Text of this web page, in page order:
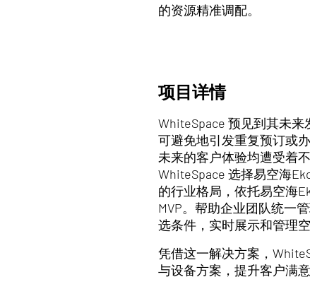
的资源精准调配。
项目详情
WhiteSpace 预见到其未
可避免地引发重复预订或
未来的客户体验均遭受着
WhiteSpace 选择易空海
的行业格局，依托易空海
MVP。帮助企业团队统一
选条件，实时展示和管理空
凭借这一解决方案，
与设备方案，提升客户满意